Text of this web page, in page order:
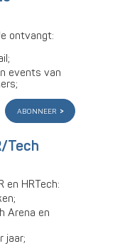
ontvangt:
events van
abonneer
Tech
en HRTech:
Arena en
jaar;